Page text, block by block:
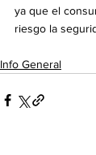
ya que el
riesgo la
Info General